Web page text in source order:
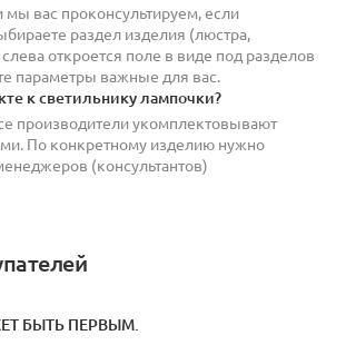
мы вас проконсультируем, если
раздел изделия (люстра,
откроется поле в виде под разделов
параметры важные для вас.
к светильнику лампочки?
производители укомплектовывают
По конкретному изделию нужно
(консультантов)
БЫТЬ ПЕРВЫМ.